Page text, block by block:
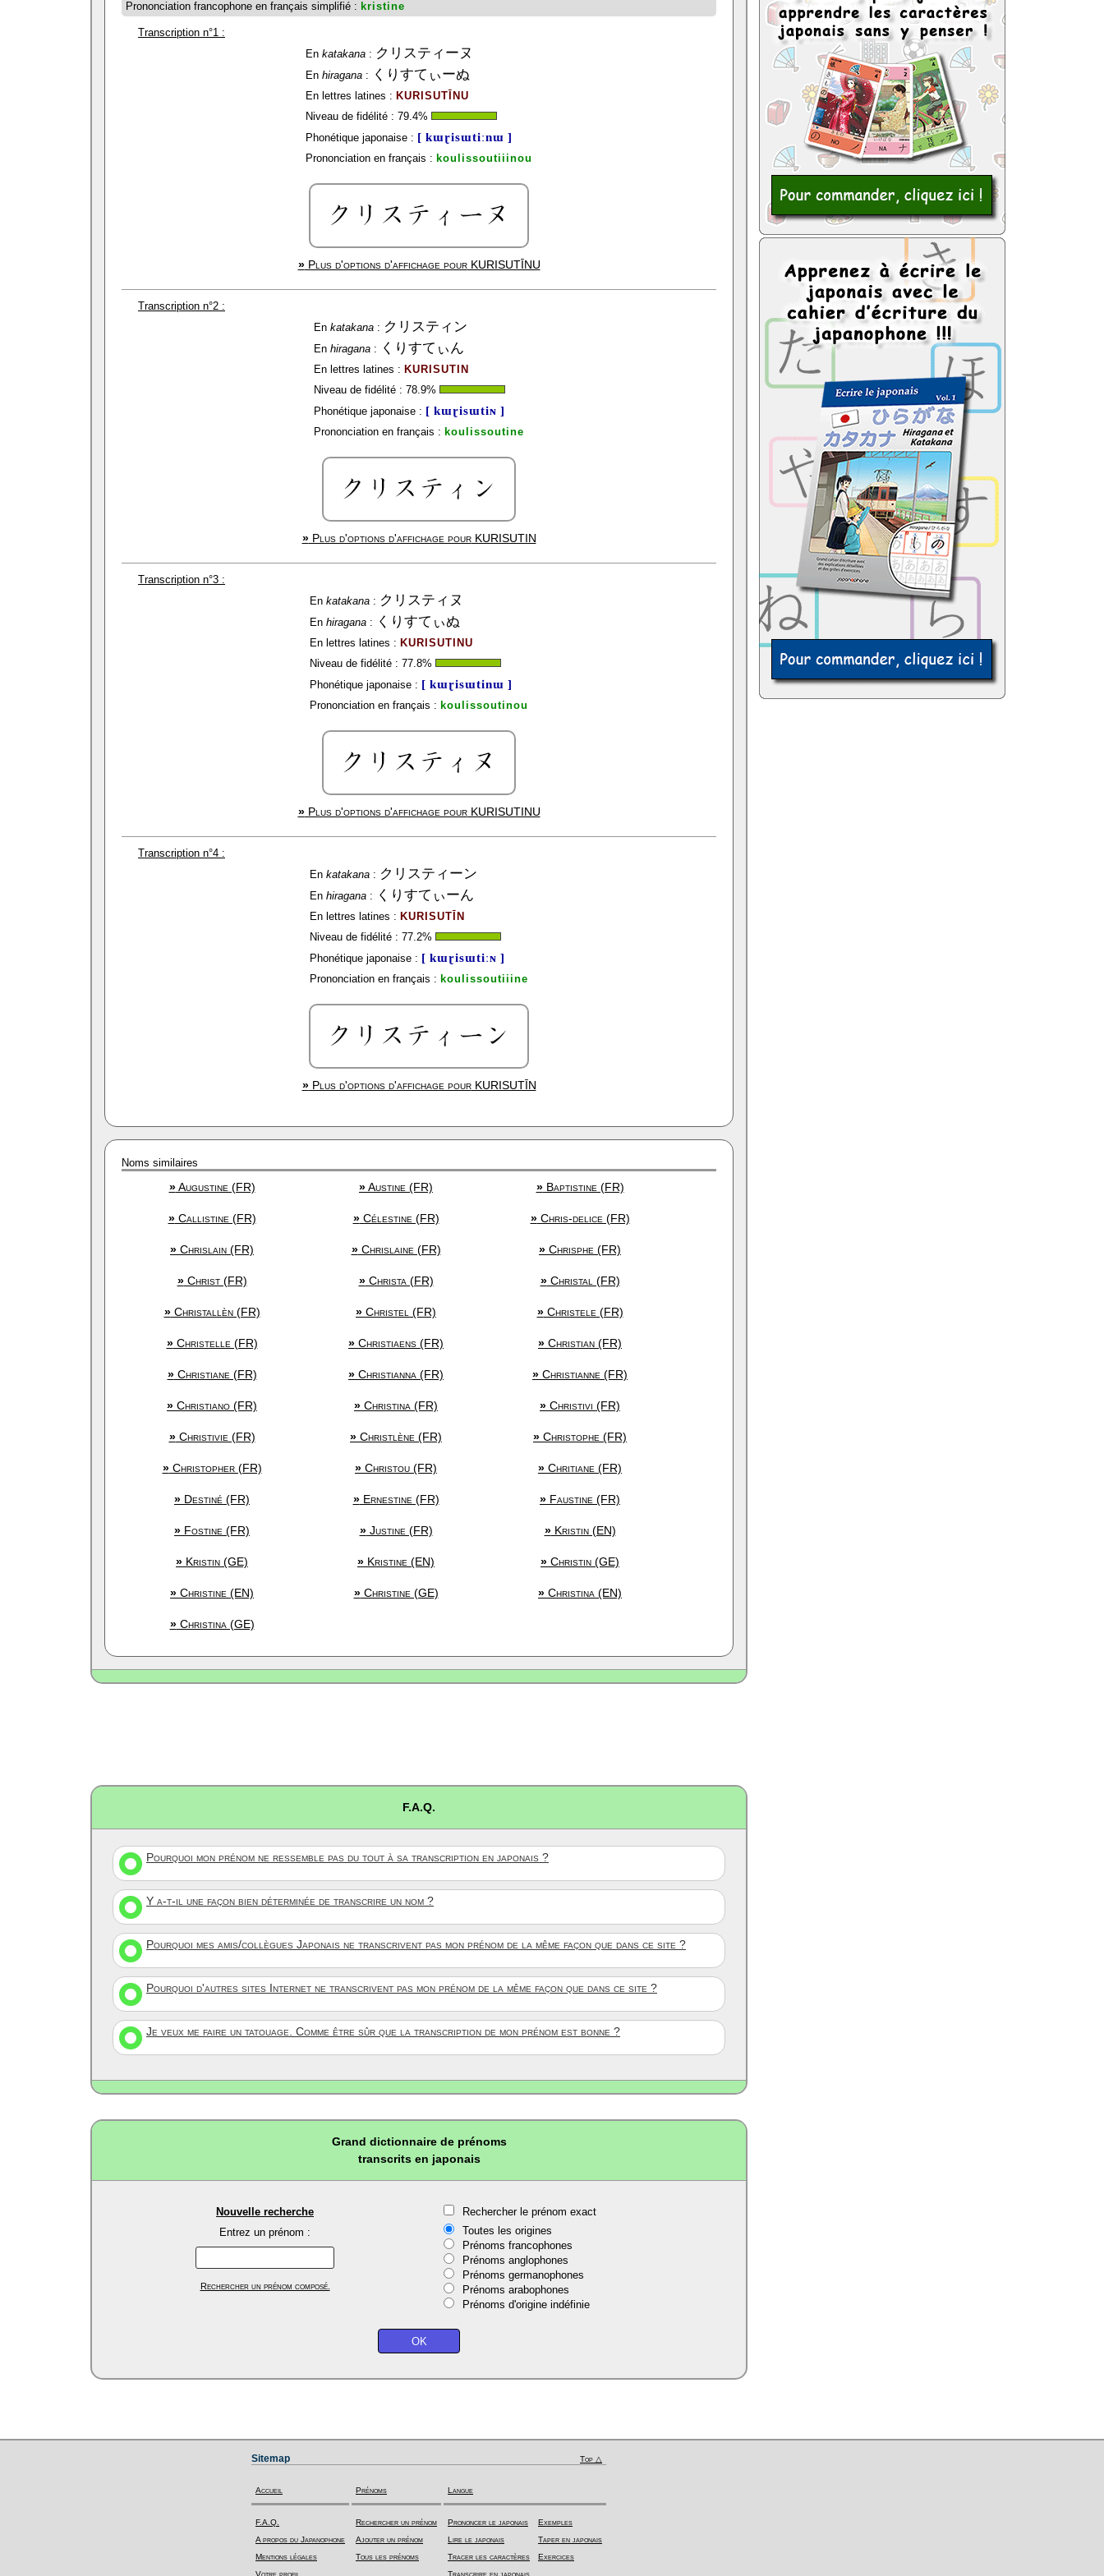
Prononciation francophone en français simplifié : kristine
Transcription n°1 :
En katakana : クリスティーヌ
En hiragana : くりすてぃーぬ
En lettres latines : KURISUTĪNU
Niveau de fidélité : 79.4%
Phonétique japonaise : [ kɯɽisɯtiːnɯ ]
Prononciation en français : koulissoutiiinou
»Plus d'options d'affichage pourKURISUTĪNU
Transcription n°2 :
En katakana : クリスティン
En hiragana : くりすてぃん
En lettres latines : KURISUTIN
Niveau de fidélité : 78.9%
Phonétique japonaise : [ kɯɽisɯtiɴ ]
Prononciation en français : koulissoutine
»Plus d'options d'affichage pourKURISUTIN
Transcription n°3 :
En katakana : クリスティヌ
En hiragana : くりすてぃぬ
En lettres latines : KURISUTINU
Niveau de fidélité : 77.8%
Phonétique japonaise : [ kɯɽisɯtinɯ ]
Prononciation en français : koulissoutinou
»Plus d'options d'affichage pourKURISUTINU
Transcription n°4 :
En katakana : クリスティーン
En hiragana : くりすてぃーん
En lettres latines : KURISUTĪN
Niveau de fidélité : 77.2%
Phonétique japonaise : [ kɯɽisɯtiːɴ ]
Prononciation en français : koulissoutiiine
»Plus d'options d'affichage pourKURISUTĪN
Noms similaires
»Augustine (FR) »Austine (FR) »Baptistine (FR)
»Callistine (FR) »Célestine (FR) »Chris-delice (FR)
» Chrislain (FR) »Chrislaine (FR) » Chrisphe (FR)
»Christ (FR) »Christa (FR) »Christal (FR)
»Christallèn (FR) » Christel (FR) »Christele (FR)
»Christelle (FR) » Christiaens (FR) » Christian (FR)
»Christiane (FR) » Christianna (FR) » Christianne (FR)
» Christiano (FR) » Christina (FR) » Christivi (FR)
»Christivie (FR) » Christlène (FR) » Christophe (FR)
»Christopher (FR) » Christou (FR) » Chritiane (FR)
» Destiné (FR) »Ernestine (FR) » Faustine (FR)
» Fostine (FR) »Justine (FR) »Kristin (EN)
» Kristin (GE) » Kristine (EN) » Christin (GE)
» Christine (EN) »Christine (GE) » Christina (EN)
»Christina (GE)
F.A.Q.
Pourquoi mon prénom ne ressemble pas du tout à sa transcription en japonais ?
Y a-t-il une façon bien déterminée de transcrire un nom ?
Pourquoi mes amis/collègues Japonais ne transcrivent pas mon prénom de la même façon que dans ce site ?
Pourquoi d'autres sites Internet ne transcrivent pas mon prénom de la même façon que dans ce site ?
Je veux me faire un tatouage. Comme être sûr que la transcription de mon prénom est bonne ?
Grand dictionnaire de prénoms
transcrits en japonais
Nouvelle recherche
Entrez un prénom :
Rechercher un prénom composé.
Rechercher le prénom exact
Toutes les origines
Prénoms francophones
Prénoms anglophones
Prénoms germanophones
Prénoms arabophones
Prénoms d'origine indéfinie
Sitemap Top △
Accueil
F.A.Q.
A propos du Japanophone
Mentions légales
Votre profil
Prénoms
Rechercher un prénom
Ajouter un prénom
Tous les prénoms
Langue
Prononcer le japonais
Lire le japonais
Tracer les caractères
Transcrire en japonais
Exemples
Taper en japonais
Exercices